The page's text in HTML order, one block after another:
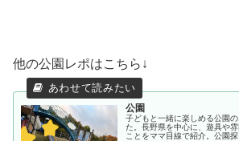
他の公園レポはこちら↓
公園
子どもと一緒に楽しめる公園
た。長野県を中心に、遊具や
ことをママ目線で紹介。公園探